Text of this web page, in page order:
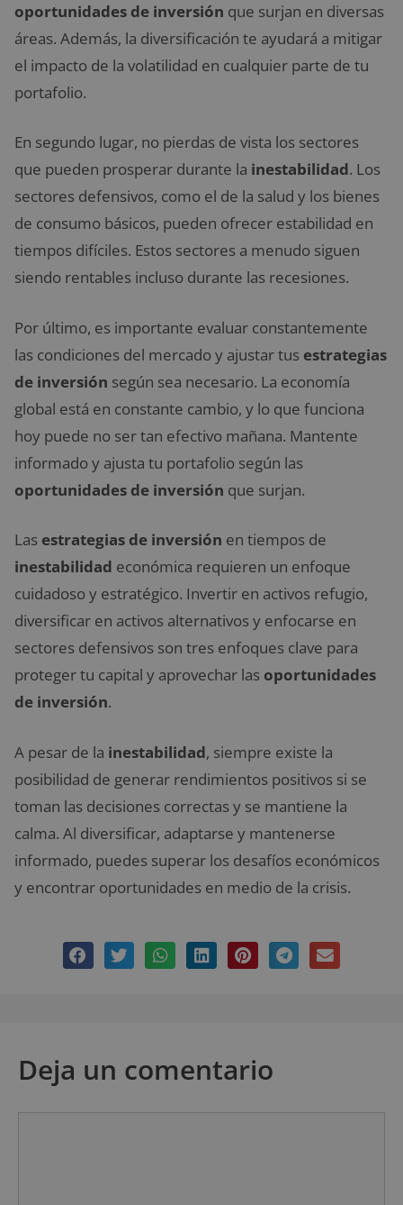
oportunidades de inversión que surjan en diversas
áreas. Además, la diversificación te ayudará a mitigar
el impacto de la volatilidad en cualquier parte de tu
portafolio.
En segundo lugar, no pierdas de vista los sectores
que pueden prosperar durante la inestabilidad. Los
sectores defensivos, como el de la salud y los bienes
de consumo básicos, pueden ofrecer estabilidad en
tiempos difíciles. Estos sectores a menudo siguen
siendo rentables incluso durante las recesiones.
Por último, es importante evaluar constantemente
las condiciones del mercado y ajustar tus estrategias
de inversión según sea necesario. La economía
global está en constante cambio, y lo que funciona
hoy puede no ser tan efectivo mañana. Mantente
informado y ajusta tu portafolio según las
oportunidades de inversión que surjan.
Las estrategias de inversión en tiempos de
inestabilidad económica requieren un enfoque
cuidadoso y estratégico. Invertir en activos refugio,
diversificar en activos alternativos y enfocarse en
sectores defensivos son tres enfoques clave para
proteger tu capital y aprovechar las oportunidades
de inversión.
A pesar de la inestabilidad, siempre existe la
posibilidad de generar rendimientos positivos si se
toman las decisiones correctas y se mantiene la
calma. Al diversificar, adaptarse y mantenerse
informado, puedes superar los desafíos económicos
y encontrar oportunidades en medio de la crisis.
Deja un comentario